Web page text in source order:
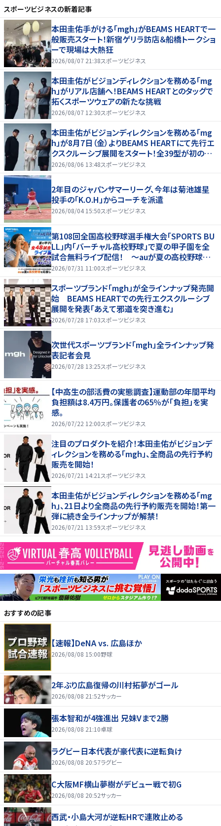
スポーツビジネスの新着記事
本田圭佑手がける「mgh」がBEAMS HEARTで一
般販売スタート！新宿ゲリラ訪店＆船橋トークショ
ーで現場は大熱狂
2026/08/07 21:38スポーツビジネス
本田圭佑がビジョンディレクションを務める「mg
h」がリアル店舗へ！BEAMS HEARTとのタッグで
拓くスポーツウェアの新たな挑戦
2026/08/07 12:30スポーツビジネス
本田圭佑がビジョンディレクションを務める「mg
h」が8月7日（金）よりBEAMS HEARTにて先行エ
クスクルーシブ展開をスタート！全39型が初の実
店舗へ、新宿POP UPやトークショーも！
2026/08/06 13:48スポーツビジネス
2年目のジャパンサマーリーグ、今年は菊池雄星
投手の「K.O.H」からコーチを派遣
2026/08/04 15:50スポーツビジネス
第108回全国高校野球選手権大会「SPORTS BU
LL」内「バーチャル高校野球」で夏の甲子園を全
試合無料ライブ配信！ ～auが夏の高校野球を
応援！夏を盛り上げるライブ配信番組 「応援甲子
2026/07/31 11:00スポーツビジネス
スポーツブランド「mgh」が全ラインナップ発売開
始 BEAMS HEARTでの先行エクスクルーシブ
展開を発表「あえて邪道を突き進む」
2026/07/28 17:03スポーツビジネス
次世代スポーツブランド「mgh」全ラインナップ発
表記者会見
2026/07/28 13:25スポーツビジネス
【中高生の部活費の実態調査】運動部の年間平均
負担額は8.4万円。保護者の65％が「負担」を実
感。
2026/07/22 12:00スポーツビジネス
注目のプロダクトを紹介！本田圭佑がビジョンデ
ィレクションを務める「mgh」、全商品の先行予約
販売を開始！
2026/07/21 14:21 スポーツビジネス
本田圭佑がビジョンディレクションを務める「mg
h」、21日より全商品の先行予約販売を開始！第一
弾に続き全ラインナップが解禁！
2026/07/21 13:59スポーツビジネス
おすすめの記事
【速報】DeNA vs. 広島ほか
2026/08/08 15:00野球
2年ぶり広島復帰の川村拓夢がゴール
2026/08/08 21:52サッカー
張本智和が4強進出 兄妹Vまで2勝
2026/08/08 21:10卓球
ラグビー日本代表が豪代表に逆転負け
2026/08/08 20:57ラグビー
C大阪MF横山夢樹がデビュー戦で初G
2026/08/08 20:52サッカー
西武・小島大河が逆転HRで連敗止める